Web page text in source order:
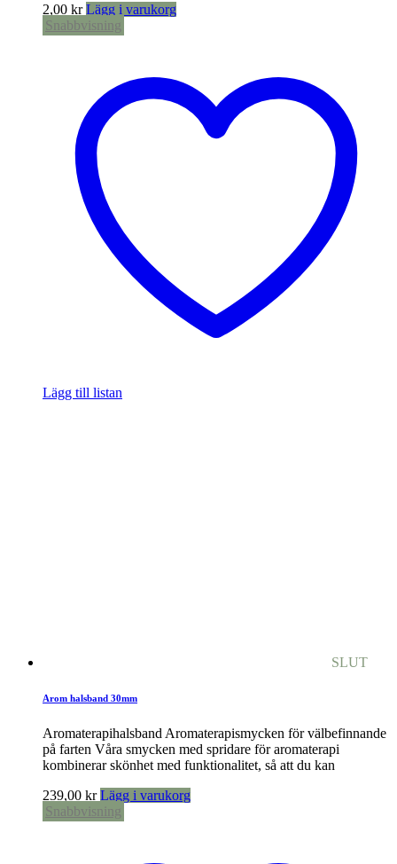
2,00 kr Lägg i varukorg
Snabbvisning
Lägg till listan
SLUT
Arom halsband 30mm
Aromaterapihalsband Aromaterapismycken för välbefinnande
på farten Våra smycken med spridare för aromaterapi
kombinerar skönhet med funktionalitet, så att du kan
239,00 kr Lägg i varukorg
Snabbvisning